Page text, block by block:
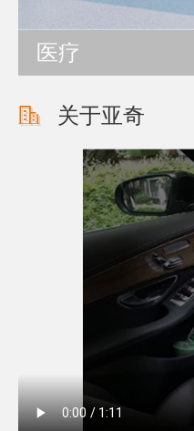
医疗
关于亚奇